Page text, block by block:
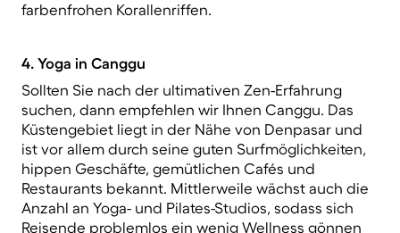
farbenfrohen Korallenriffen.
4. Yoga in Canggu
Sollten Sie nach der ultimativen Zen-Erfahrung
suchen, dann empfehlen wir Ihnen Canggu. Das
Küstengebiet liegt in der Nähe von Denpasar und
ist vor allem durch seine guten Surfmöglichkeiten,
hippen Geschäfte, gemütlichen Cafés und
Restaurants bekannt. Mittlerweile wächst auch die
Anzahl an Yoga- und Pilates-Studios, sodass sich
Reisende problemlos ein wenig Wellness gönnen